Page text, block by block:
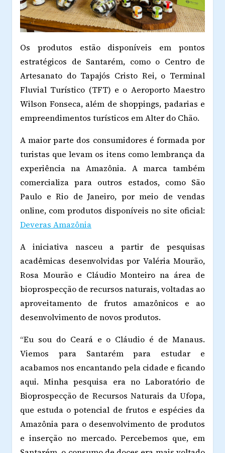
Os produtos estão disponíveis em pontos
estratégicos de Santarém, como o Centro de
Artesanato do Tapajós Cristo Rei, o Terminal
Fluvial Turístico (TFT) e o Aeroporto Maestro
Wilson Fonseca, além de shoppings, padarias e
empreendimentos turísticos em Alter do Chão.
A maior parte dos consumidores é formada por
turistas que levam os itens como lembrança da
experiência na Amazônia. A marca também
comercializa para outros estados, como São
Paulo e Rio de Janeiro, por meio de vendas
online, com produtos disponíveis no site oficial:
Deveras Amazônia
A iniciativa nasceu a partir de pesquisas
acadêmicas desenvolvidas por Valéria Mourão,
Rosa Mourão e Cláudio Monteiro na área de
bioprospecção de recursos naturais, voltadas ao
aproveitamento de frutos amazônicos e ao
desenvolvimento de novos produtos.
“Eu sou do Ceará e o Cláudio é de Manaus.
Viemos para Santarém para estudar e
acabamos nos encantando pela cidade e ficando
aqui. Minha pesquisa era no Laboratório de
Bioprospecção de Recursos Naturais da Ufopa,
que estuda o potencial de frutos e espécies da
Amazônia para o desenvolvimento de produtos
e inserção no mercado. Percebemos que, em